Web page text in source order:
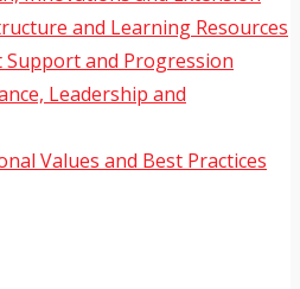
and Learning Resources
and Progression
Leadership and
Values and Best Practices